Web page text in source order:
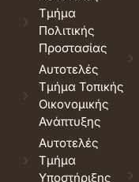
Τμήμα
Πολιτικής
Προστασίας
Αυτοτελές
Τμήμα Τοπικής
Οικονομικής
Ανάπτυξης
Αυτοτελές
Τμήμα
Υποστήριξης